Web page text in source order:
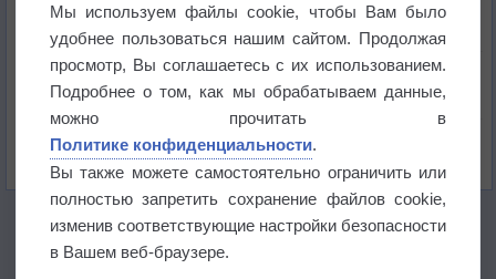
+51°
Европейские столицы бьют рекорды жары
Впервые за 155 лет в Лондоне в течение месяца
не выпадал дождь
Мы используем файлы cookie, чтобы Вам было
удобнее пользоваться нашим сайтом. Продолжая
просмотр, Вы соглашаетесь с их использованием.
Подробнее о том, как мы обрабатываем данные,
можно прочитать в
Политике конфиденциальности.
Вы также можете самостоятельно ограничить или
полностью запретить сохранение файлов cookie,
изменив соответствующие настройки безопасности
в Вашем веб-браузере.